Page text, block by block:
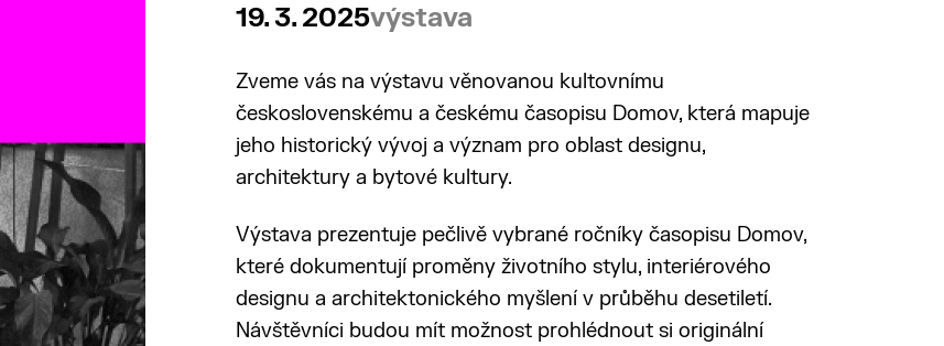
19. 3. 2025výstava
Zveme vás na výstavu věnovanou kultovnímu
československému a českému časopisu Domov, která mapuje
jeho historický vývoj a význam pro oblast designu,
architektury a bytové kultury.
Výstava prezentuje pečlivě vybrané ročníky časopisu Domov,
které dokumentují proměny životního stylu, interiérového
designu a architektonického myšlení v průběhu desetiletí.
Návštěvníci budou mít možnost prohlédnout si originální